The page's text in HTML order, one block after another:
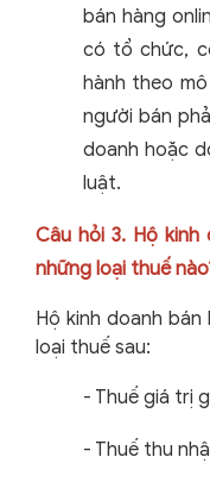
bán hàng
có tổ chức,
hành theo
người bán
doanh hoặc
luật.
Câu hỏi 3. Hộ kinh
những loại thuế
Hộ kinh doanh
loại thuế sau:
- Thuế giá trị
- Thuế thu